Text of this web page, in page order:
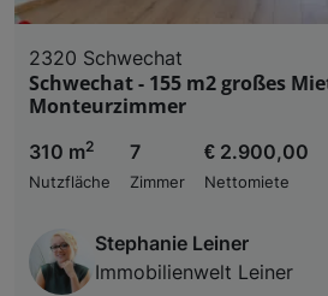
2320 Schwechat
Schwechat - 155 m2 großes
Monteurzimmer
310 m2
Nutzfläche
7
Zimmer
€ 2.900,00
Nettomiete
Stephanie Leiner
Immobilienwelt Leiner